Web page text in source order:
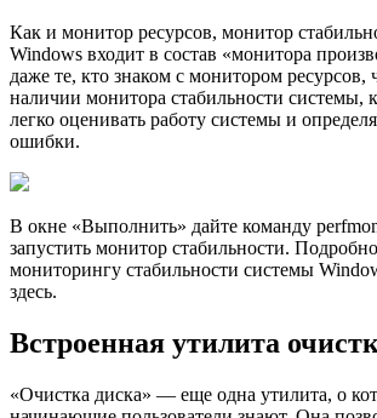
Как и монитор ресурсов, монитор
Windows входит в состав «монитора
даже те, кто знаком с монитором ресурсов,
наличии монитора стабильности системы,
легко оценивать работу системы и
ошибки.
В окне «Выполнить» дайте команду
запустить монитор стабильности.
мониторингу стабильности системы
здесь.
Встроенная утилита
«Очистка диска» — еще одна утилита, о